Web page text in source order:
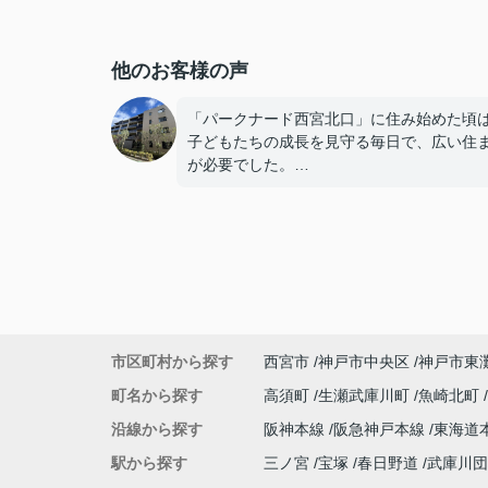
他のお客様の声
「パークナード西宮北口」に住み始めた頃
子どもたちの成長を見守る毎日で、広い住
が必要でした。
と話すことが多くなりました。
良い広さの住まいへ住み替えることを決め
市区町村から探す 西宮市 神戸市中央区 神戸市東
町名から探す
高須町 生瀬武庫川町 魚崎北町
沿線から探す
阪神本線 阪急神戸本線 東海道
駅から探す
三ノ宮 宝塚 春日野道 武庫川